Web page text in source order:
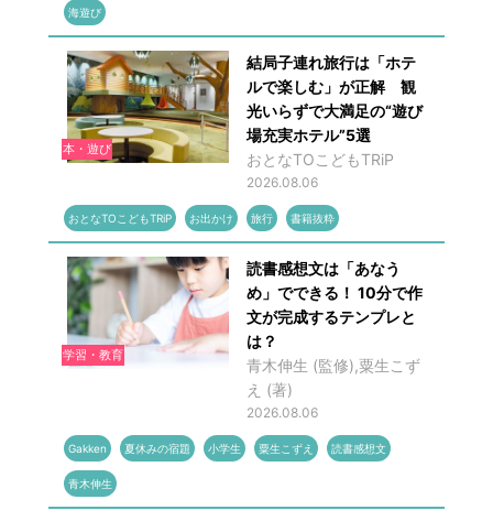
海遊び
本・遊び
結局子連れ旅行は「ホテ
ルで楽しむ」が正解 観
光いらずで大満足の“遊び
場充実ホテル”5選
おとなTOこどもTRiP
2026.08.06
おとなTOこどもTRiP お出かけ 旅行 書籍抜粋
学習・教育
読書感想文は「あなう
め」でできる！ 10分で作
文が完成するテンプレと
は？
青木伸生 (監修),粟生こず
え (著)
2026.08.06
Gakken 夏休みの宿題 小学生 粟生こずえ 読書感想文
青木伸生